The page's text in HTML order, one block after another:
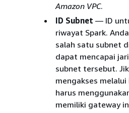
Amazon VPC.
ID Subnet — ID
riwayat Spark.
salah satu subnet
dapat mencapai
subnet tersebut.
mengakses
harus
memiliki gateway